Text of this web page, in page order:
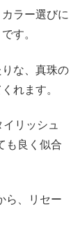
ラー選びに
す。
な、真珠の
れます。
リッシュ
も良く似合
ら、リセー